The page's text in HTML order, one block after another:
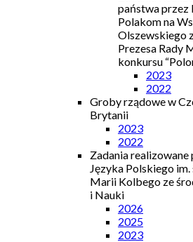
państwa przez
Polakom na
Olszewskiego
Prezesa Rady
konkursu
2023
2022
Groby rządowe w
Brytanii
2023
2022
Zadania
Języka Polskiego
Marii Kolbego ze
i Nauki
2026
2025
2023